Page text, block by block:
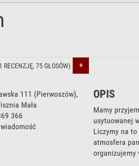
1 RECENZJĘ, 75GŁOSÓW) +
111 (Pierwoszów),
Mała
366
OPIS
Mamy
usytuowanej
Liczymy na
atmosfera
organizujemy